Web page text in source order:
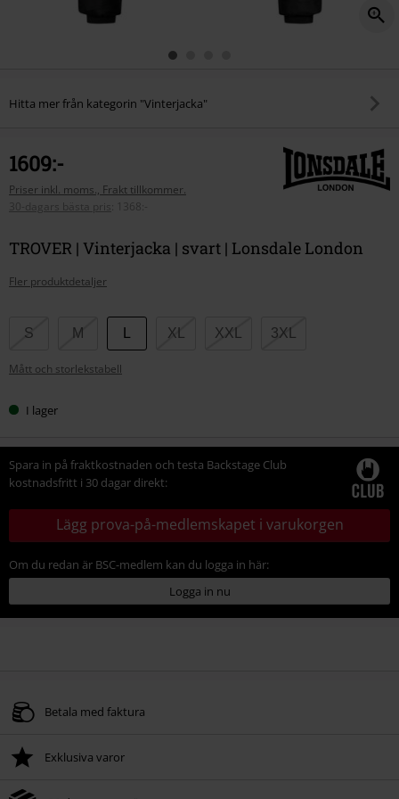
Hitta mer från kategorin "Vinterjacka"
1609:-
Priser inkl. moms., Frakt tillkommer.
30-dagars bästa pris
1368:-
TROVER | Vinterjacka | svart | Lonsdale London
Fler produktdetaljer
Välj
storlek
S M XL XXL 3XL
Mått och storlekstabell
I lager
Spara in på fraktkostnaden och testa Backstage Club
kostnadsfritt i 30 dagar direkt:
Lägg prova-på-medlemskapet i varukorgen
Om du redan är BSC-medlem kan du logga in här:
Logga in nu
Betala med faktura
Exklusiva varor